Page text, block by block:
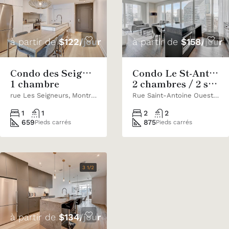
à partir de$122/jour
Condo des Seigneurs
1 chambre
rue Les Seigneurs, Montréal, Qc
1
1
659Pieds carrés
à partir de $158/jour
Condo Le St-Antoine
2 chambres / 2 salles de bain
Rue Saint-Antoine Ouest, Montréal, QC, Canada
2
2
875Pieds carrés
3 1/2
à partir de$134/jour